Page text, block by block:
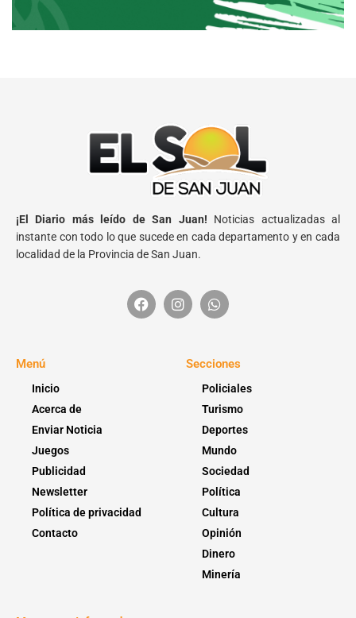
¡El Diario más leído de San Juan! Noticias actualizadas al
instante con todo lo que sucede en cada departamento y en cada
localidad de la Provincia de San Juan.
Menú
Inicio
Acerca de
Enviar Noticia
Juegos
Publicidad
Newsletter
Política de privacidad
Contacto
Secciones
Policiales
Turismo
Deportes
Mundo
Sociedad
Política
Cultura
Opinión
Dinero
Minería